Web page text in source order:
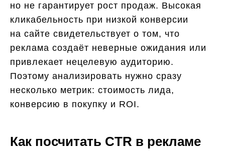
но не гарантирует рост продаж. Высокая
кликабельность при низкой конверсии
на сайте свидетельствует о том, что
реклама создаёт неверные ожидания или
привлекает нецелевую аудиторию.
Поэтому анализировать нужно сразу
несколько метрик: стоимость лида,
конверсию в покупку и ROI.
Как посчитать CTR в рекламе